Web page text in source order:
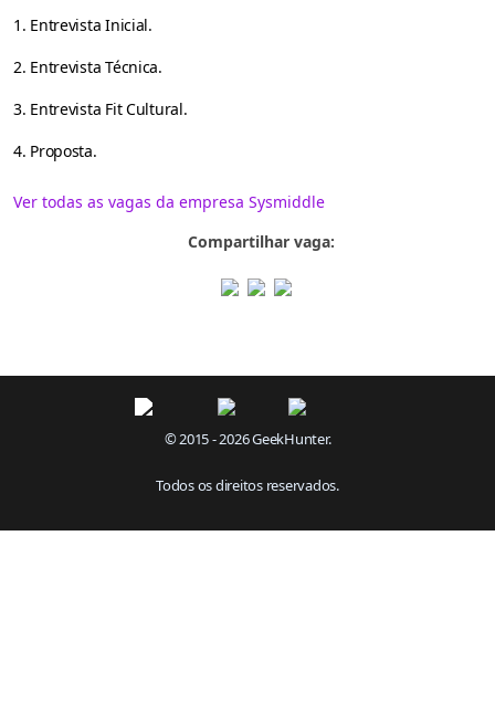
1. Entrevista Inicial.
2. Entrevista Técnica.
3. Entrevista Fit Cultural.
4. Proposta.
Ver todas as vagas da empresa Sysmiddle
Compartilhar vaga:
© 2015 - 2026 GeekHunter.
Todos os direitos reservados.